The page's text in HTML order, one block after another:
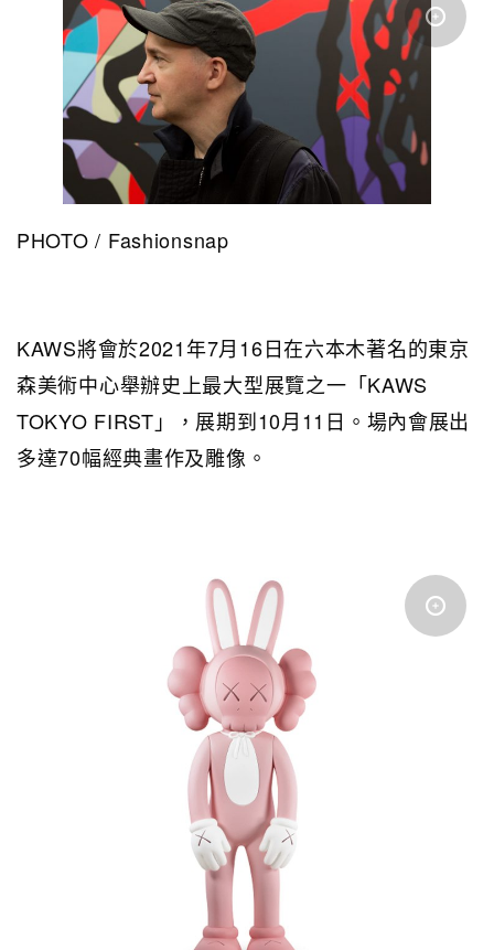
PHOTO / Fashionsnap
KAWS將會於2021年7月16日在六本木著名的東京
森美術中心舉辦史上最大型展覽之一「KAWS
TOKYO FIRST」，展期到10月11日。場內會展出
多達70幅經典畫作及雕像。